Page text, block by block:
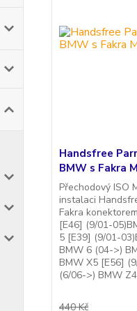
Handsfree
BMW s Fakra
Přechodový ISO
instalaci
Fakra
[E46] (9/01-
5 [E39] (9/01-
BMW 6 (04->)
BMW X5 [E56]
(6/06->) BMW
440 Kč